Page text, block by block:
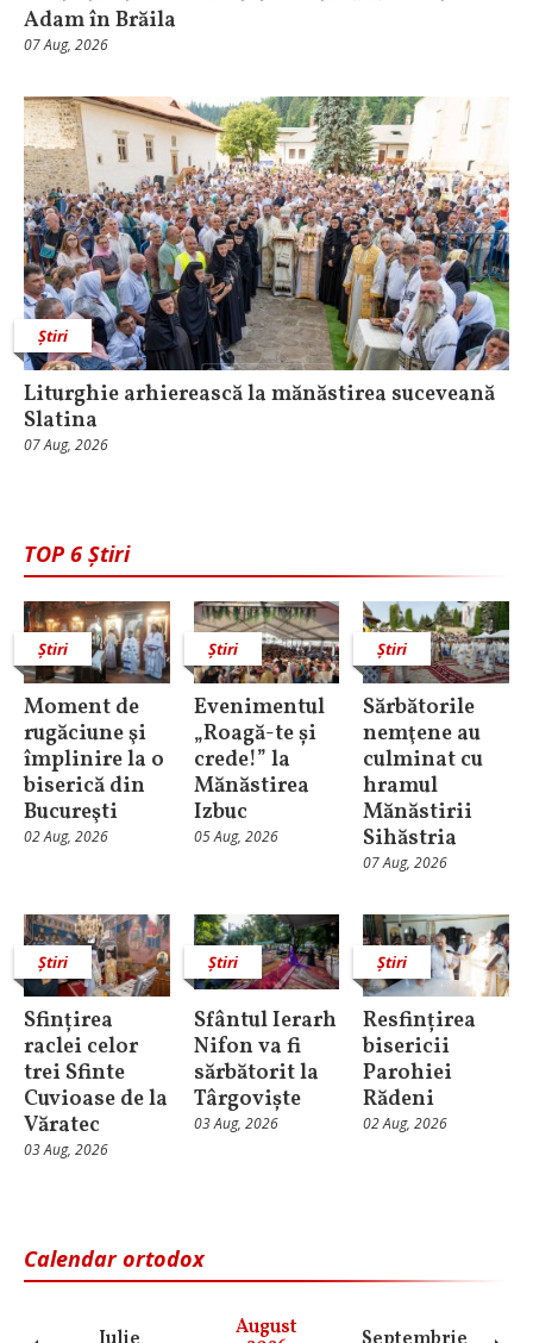
Adam în Brăila
07 Aug, 2026
Știri
Liturghie arhierească la mănăstirea suceveană
Slatina
07 Aug, 2026
TOP 6 Știri
Știri
Moment de
rugăciune şi
împlinire la o
biserică din
Bucureşti
02 Aug, 2026
Știri
Evenimentul
„Roagă-te și
crede!” la
Mănăstirea
Izbuc
05 Aug, 2026
Știri
Sărbătorile
nemţene au
culminat cu
hramul
Mănăstirii
Sihăstria
07 Aug, 2026
Știri
Sfințirea
raclei celor
trei Sfinte
Cuvioase de la
Văratec
03 Aug, 2026
Știri
Sfântul Ierarh
Nifon va fi
sărbătorit la
Târgoviște
03 Aug, 2026
Știri
Resfințirea
bisericii
Parohiei
Rădeni
02 Aug, 2026
Calendar ortodox
August